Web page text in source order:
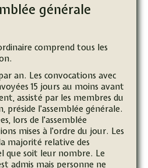
générale
comprend tous les
an. Les convocations avec
15 jours au moins avant
assisté par les membres du
préside l'assemblée générale.
lors de l'assemblée
mises à l'ordre du jour. Les
majorité relative des
que soit leur nombre. Le
admis mais personne ne